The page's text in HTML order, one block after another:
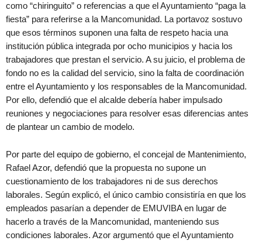
como “chiringuito” o referencias a que el Ayuntamiento “paga la
fiesta” para referirse a la Mancomunidad. La portavoz sostuvo
que esos términos suponen una falta de respeto hacia una
institución pública integrada por ocho municipios y hacia los
trabajadores que prestan el servicio. A su juicio, el problema de
fondo no es la calidad del servicio, sino la falta de coordinación
entre el Ayuntamiento y los responsables de la Mancomunidad.
Por ello, defendió que el alcalde debería haber impulsado
reuniones y negociaciones para resolver esas diferencias antes
de plantear un cambio de modelo.
Por parte del equipo de gobierno, el concejal de Mantenimiento,
Rafael Azor, defendió que la propuesta no supone un
cuestionamiento de los trabajadores ni de sus derechos
laborales. Según explicó, el único cambio consistiría en que los
empleados pasarían a depender de EMUVIBA en lugar de
hacerlo a través de la Mancomunidad, manteniendo sus
condiciones laborales. Azor argumentó que el Ayuntamiento